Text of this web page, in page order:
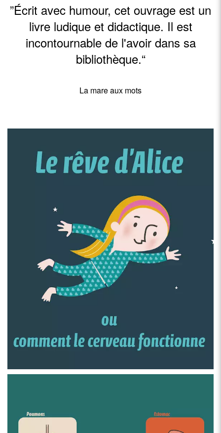
”Écrit avec humour, cet ouvrage est un
livre ludique et didactique. Il est
incontournable de l'avoir dans sa
bibliothèque.“
La mare aux mots